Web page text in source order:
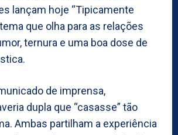
lançam hoje “Tipicamente
que olha para as relações
ternura e uma boa dose de
de imprensa,
dupla que “casasse” tão
Ambas partilham a experiência